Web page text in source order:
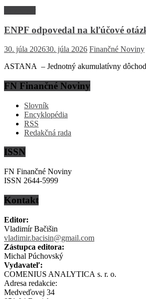
ENPF odpovedal na kľúčové
30. júla 202630. júla 2026 Finančné Noviny
ASTANA – Jednotný akumulatívny
FN Finančné Noviny
Slovník
Encyklopédia
RSS
Redakčná rada
ISSN
FN Finančné Noviny
ISSN 2644-5999
Kontakt
Editor:
Vladimír Bačišin
vladimir.bacisin@gmail.com
Zástupca editora:
Michal Púchovský
Vydavateľ:
COMENIUS ANALYTICA s. r. o.
Adresa redakcie:
Medveďovej 34